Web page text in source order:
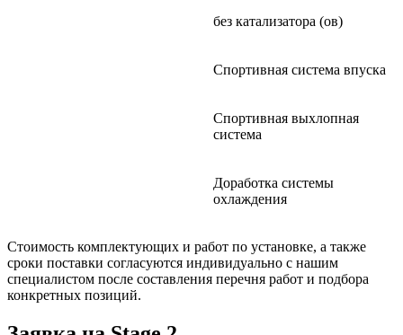
без катализатора (ов)
Спортивная система впуска
Спортивная выхлопная
система
Доработка системы
охлаждения
Стоимость комплектующих и работ по установке, а также
сроки поставки согласуются индивидуально с нашим
специалистом после составления перечня работ и подбора
конкретных позиций.